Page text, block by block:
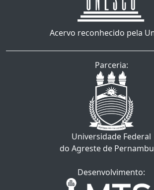
Acervo reconhecido pela
Parceria:
Universidade Federal
do Agreste de
Desenvolvimento: